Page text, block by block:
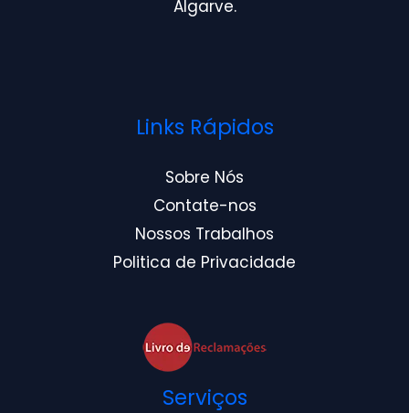
Algarve.
Links Rápidos
Sobre Nós
Contate-nos
Nossos Trabalhos
Politica de Privacidade
Serviços